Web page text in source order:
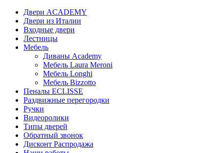
Двери ACADEMY
Двери из Италии
Входные двери
Лестницы
Мебель
Диваны Academy
Мебель Laura Meroni
Мебель Longhi
Мебель Bizzotto
Пеналы ECLISSE
Раздвижные перегородки
Ручки
Видеоролики
Типы дверей
Обратный звонок
Дисконт Распродажа